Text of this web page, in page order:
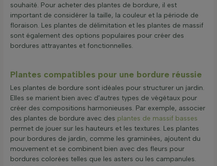
souhaité. Pour acheter des plantes de bordure, il est
important de considérer la taille, la couleur et la période de
floraison. Les plantes de délimitation et les plantes de massif
sont également des options populaires pour créer des
bordures attrayantes et fonctionnelles.
Plantes compatibles pour une bordure réussie
Les plantes de bordure sont idéales pour structurer un jardin.
Elles se marient bien avec d'autres types de végétaux pour
créer des compositions harmonieuses. Par exemple, associer
des plantes de bordure avec des plantes de massif basses
permet de jouer sur les hauteurs et les textures. Les plantes
pour bordures de jardin, comme les graminées, ajoutent du
mouvement et se combinent bien avec des fleurs pour
bordures colorées telles que les asters ou les campanules.